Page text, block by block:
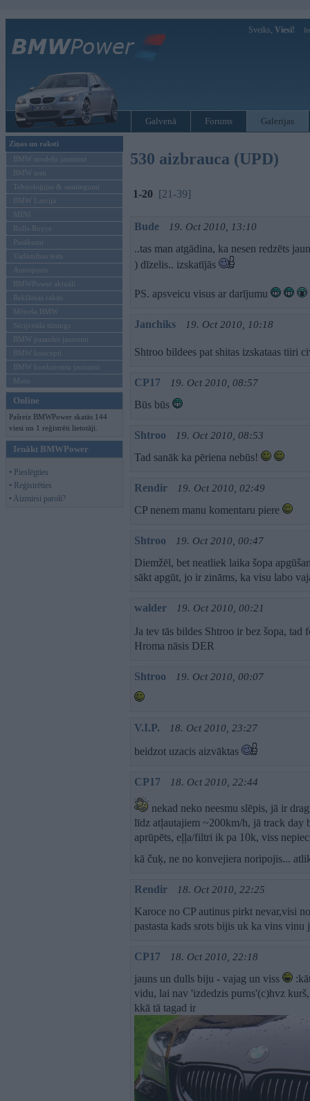
Sveiks, Viesi!
Galvenā Forums Galerijas
Ziņas un raksti
BMW modeļu jaunumi
BMW testi
Tehnoloģijas & sasniegumi
BMW Latvijā
MINI
Rolls-Royce
Pasākumi
Vadāmības tests
Autosports
BMWPower aktuāli
Reklāmas raksti
Mēneša BMW
Sērijveida tūnings
BMW pasaules jaunumi
BMW koncepti
BMW konkurentu jaunumi
Moto
Online
Pašreiz BMWPower skatās 144
viesi un 1 reģistrēti lietotāji.
Ienākt BMWPower
• Pieslēgties
• Reģistrēties
• Aizmirsi paroli?
530 aizbrauca (UPD)
1-20 [21-39]
Bude 19. Oct 2010, 13:10
..tas man atgādina, ka nesen redzēts
) dīzelis.. izskatījās
PS. apsveicu visus ar darījumu
Janchiks 19. Oct 2010, 10:18
Shtroo bildees pat shitas izskataas tiiri
CP17 19. Oct 2010, 08:57
Būs būs
Shtroo 19. Oct 2010, 08:53
Tad sanāk ka pēriena nebūs!
Rendir 19. Oct 2010, 02:49
CP nenem manu komentaru piere
Shtroo 19. Oct 2010, 00:47
Diemžēl, bet neatliek laika šopa
sākt apgūt, jo ir zināms, ka visu labo
walder 19. Oct 2010, 00:21
Ja tev tās bildes Shtroo ir bez šopa,
Hroma nāsis DER
Shtroo 19. Oct 2010, 00:07
V.I.P. 18. Oct 2010, 23:27
beidzot uzacis aizvāktas
CP17 18. Oct 2010, 22:44
nekad neko neesmu slēpis, jā ir
līdz atļautajiem ~200km/h, jā track
aprūpēts, eļļa/filtri ik pa 10k, viss
kā čuķ, ne no konvejiera noripojis...
Rendir 18. Oct 2010, 22:25
Karoce no CP autinus pirkt nevar,visi
pastasta kads srots bijis uk ka vins vinu
CP17 18. Oct 2010, 22:18
jauns un dulls biju - vajag un viss
vidu, lai nav 'izdedzis purns'(c)hvz kurš,
kkā tā tagad ir